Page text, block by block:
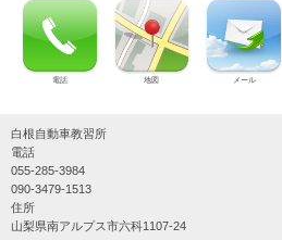
電話 地図 メール
白根自動車教習所
電話
055-285-3984
090-3479-1513
住所
山梨県南アルプス市六科1107-24